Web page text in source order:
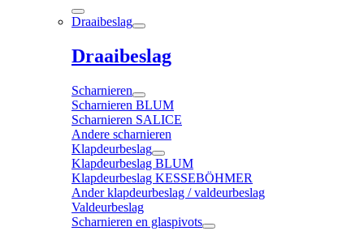
Draaibeslag
Draaibeslag
Scharnieren
Scharnieren BLUM
Scharnieren SALICE
Andere scharnieren
Klapdeurbeslag
Klapdeurbeslag BLUM
Klapdeurbeslag KESSEBÖHMER
Ander klapdeurbeslag / valdeurbeslag
Valdeurbeslag
Scharnieren en glaspivots